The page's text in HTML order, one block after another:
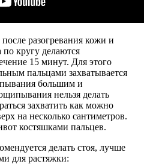
разогревания кожи и
по кругу делаются
15 минут. Для этого
пальцами захватывается
большим и
нельзя делать
захватить как можно
на несколько сантиметров.
костяшками пальцев.
делать стоя, лучше
для растяжки: